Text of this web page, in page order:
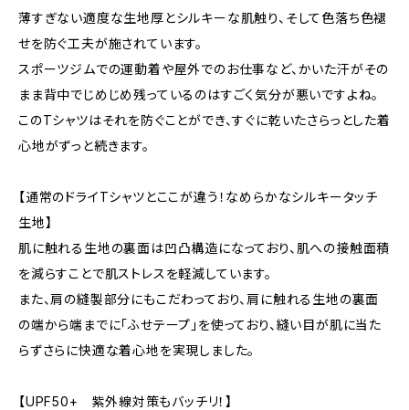
薄すぎない適度な生地厚とシルキーな肌触り、そして色落ち色褪
せを防ぐ工夫が施されています。
スポーツジムでの運動着や屋外でのお仕事など、かいた汗がその
まま背中でじめじめ残っているのはすごく気分が悪いですよね。
このTシャツはそれを防ぐことができ、すぐに乾いたさらっとした着
心地がずっと続きます。
【通常のドライTシャツとここが違う！なめらかなシルキータッチ
生地】
肌に触れる生地の裏面は凹凸構造になっており、肌への接触面積
を減らすことで肌ストレスを軽減しています。
また、肩の縫製部分にもこだわっており、肩に触れる生地の裏面
の端から端までに「ふせテープ」を使っており、縫い目が肌に当た
らずさらに快適な着心地を実現しました。
【UPF50+ 紫外線対策もバッチリ！】